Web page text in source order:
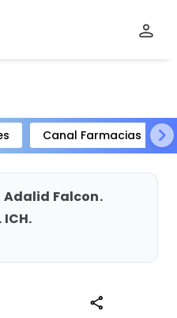
Canal Farmacias
Adalid Falcon.
share